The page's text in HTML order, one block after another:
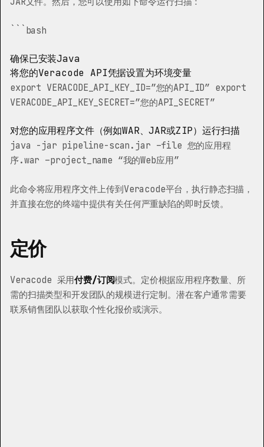
```bash
确保已安装Java
将您的Veracode API凭据设置为环境变量
export VERACODE_API_KEY_ID=”您的API_ID” export
VERACODE_API_KEY_SECRET=”您的API_SECRET”
对您的应用程序文件（例如WAR、JAR或ZIP）运行扫描
java -jar pipeline-scan.jar –file 您的应用程
序.war –project_name “我的Web应用”
此命令将应用程序文件上传到Veracode平台，执行静态扫描，
并直接在您的终端中提供有关任何严重缺陷的即时反馈。
定价
Veracode 采用付费/订阅模式。定价根据应用程序数量、所
需的扫描类型和开发团队的规模进行定制。潜在客户通常需要
联系销售团队以获取个性化报价或演示。